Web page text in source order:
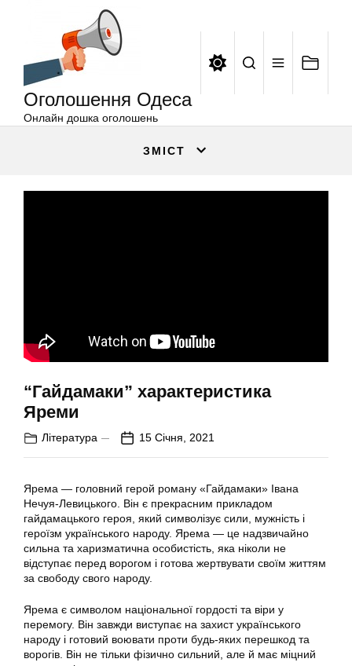
Оголошення Одеса
Онлайн дошка оголошень
ЗМІСТ
“Гайдамаки” характеристика
Яреми
Література 15 Січня, 2021
Ярема — головний герой роману «Гайдамаки» Івана
Нечуя-Левицького. Він є прекрасним прикладом
гайдамацького героя, який символізує сили, мужність і
героїзм українського народу. Ярема — це надзвичайно
сильна та харизматична особистість, яка ніколи не
відступає перед ворогом і готова жертвувати своїм життям
за свободу свого народу.
Ярема є символом національної гордості та віри у
перемогу. Він завжди виступає на захист українського
народу і готовий воювати проти будь-яких перешкод та
ворогів. Він не тільки фізично сильний, але й має міцний